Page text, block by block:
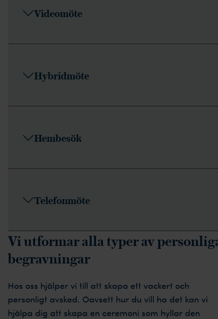
Videomöte
Hybridmöte
Hembesök
Telefonmöte
Vi utformar alla typer av
begravningar
Hos oss hjälper vi till att skapa ett vackert och
personligt avsked. Oavsett hur du vill ha det kan vi
hjälpa dig att skapa en ceremoni som hyllar den